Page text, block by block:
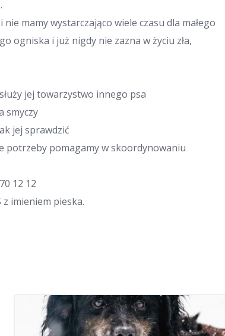
mamy wystarczająco wiele czasu dla małego
ogniska i już nigdy nie zazna w życiu zła,
jej towarzystwo innego psa
smyczy
jej sprawdzić
potrzeby pomagamy w skoordynowaniu
12 12
imieniem pieska.